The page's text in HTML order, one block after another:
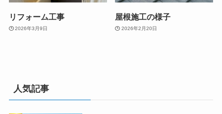
リフォーム工事
2026年3月9日
屋根施工の様子
2026年2月20日
人気記事